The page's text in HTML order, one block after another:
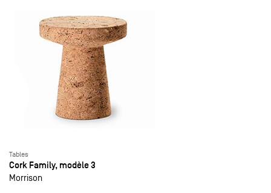
Tables
Cork Family, modèle 3
Morrison